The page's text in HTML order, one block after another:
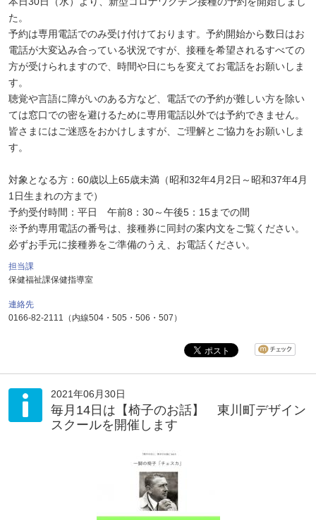
た。
予約は専用電話でのみ受け付けております。予約開始から数日はお
電話が大変込み合っている状況ですが、接種を希望されるすべての
方が受けられますので、時間や日にちを変えてお電話をお願いしま
す。
聴覚や言語に障がいのある方など、電話での予約が難しい方を除い
ては窓口での密を避けるために専用電話以外では予約できません。
皆さまにはご迷惑をおかけしますが、ご理解とご協力をお願いしま
す。
対象となる方：60歳以上65歳未満（昭和32年4月2日～昭和37年4月
1日生まれの方まで）
予約受付時間：平日 午前8：30～午後5：15までの間
※予約専用電話の番号は、接種券に同封の案内文をご覧ください。
必ずお手元に接種券をご準備のうえ、お電話ください。
担当課
保健福祉課保健指導室
連絡先
0166-82-2111（内線504・505・506・507）
2021年06月30日
毎月14日は【椅子のお話】 東川町デザイン
スクールを開催します